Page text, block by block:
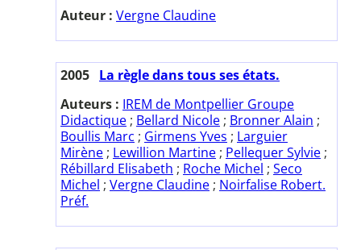
Auteur : Vergne Claudine
2005 La règle dans tous ses états.
Auteurs : IREM de Montpellier Groupe
Didactique ; Bellard Nicole ; Bronner Alain ;
Boullis Marc ; Girmens Yves ; Larguier
Mirène ; Lewillion Martine ; Pellequer Sylvie ;
Rébillard Elisabeth ; Roche Michel ; Seco
Michel ; Vergne Claudine ; Noirfalise Robert.
Préf.